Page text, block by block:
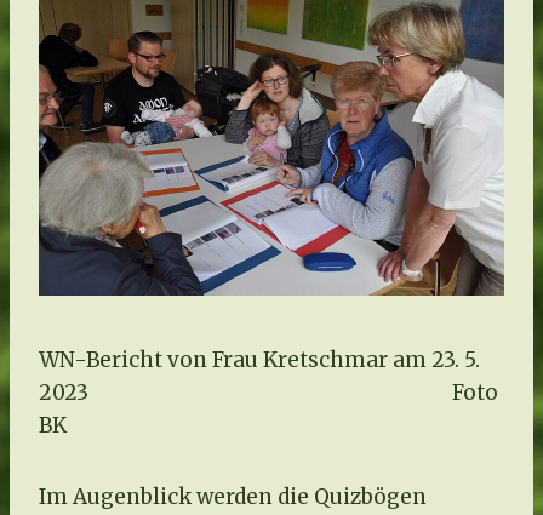
WN-Bericht von Frau Kretschmar am 23. 5.
2023 Foto
BK
Im Augenblick werden die Quizbögen